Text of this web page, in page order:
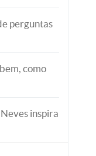
perguntas
como
inspira